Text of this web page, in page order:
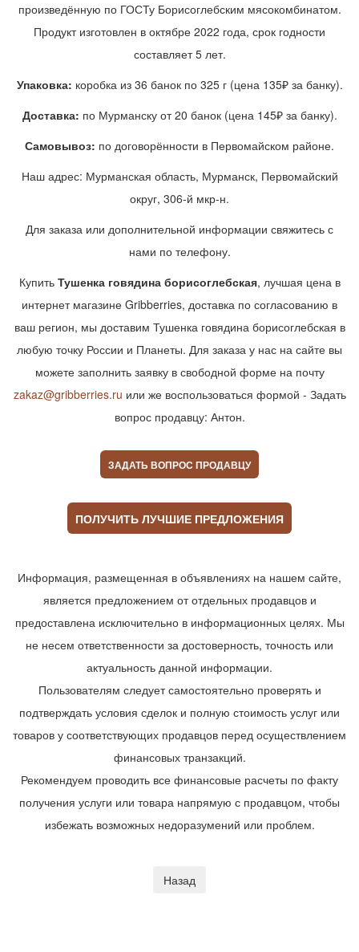
произведённую по ГОСТу Борисоглебским мясокомбинатом.
Продукт изготовлен в октябре 2022 года, срок годности
составляет 5 лет.
Упаковка: коробка из 36 банок по 325 г (цена 135₽ за банку).
Доставка: по Мурманску от 20 банок (цена 145₽ за банку).
Самовывоз: по договорённости в Первомайском районе.
Наш адрес: Мурманская область, Мурманск, Первомайский
округ, 306-й мкр-н.
Для заказа или дополнительной информации свяжитесь с
нами по телефону.
Купить Тушенка говядина борисоглебская, лучшая цена в
интернет магазине Gribberries, доставка по согласованию в
ваш регион, мы доставим Тушенка говядина борисоглебская в
любую точку России и Планеты. Для заказа у нас на сайте вы
можете заполнить заявку в свободной форме на почту
zakaz@gribberries.ru или же воспользоваться формой - Задать
вопрос продавцу: Антон.
ЗАДАТЬ ВОПРОС ПРОДАВЦУ
ПОЛУЧИТЬ ЛУЧШИЕ ПРЕДЛОЖЕНИЯ
Информация, размещенная в объявлениях на нашем сайте,
является предложением от отдельных продавцов и
предоставлена исключительно в информационных целях. Мы
не несем ответственности за достоверность, точность или
актуальность данной информации.
Пользователям следует самостоятельно проверять и
подтверждать условия сделок и полную стоимость услуг или
товаров у соответствующих продавцов перед осуществлением
финансовых транзакций.
Рекомендуем проводить все финансовые расчеты по факту
получения услуги или товара напрямую с продавцом, чтобы
избежать возможных недоразумений или проблем.